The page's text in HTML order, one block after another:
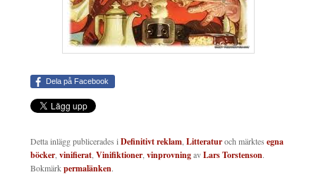
Dela på Facebook
Detta inlägg publicerades i Definitivt reklam Litteraturoch märktes egna
böcker vinifierat Vinifiktioner vinprovningavLars Torstenson.
Bokmärkpermalänken.